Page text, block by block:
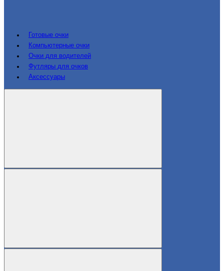
Готовые очки
Компьютерные очки
Очки для водителей
Футляры для очков
Аксессуары